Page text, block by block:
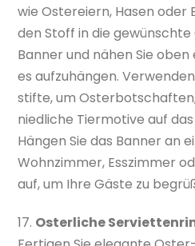
wie Ostereiern, Hasen oder
den Stoff in die
Banner und nähen Sie
es aufzuhängen.
stifte, um
niedliche Tiermotive auf
Hängen Sie das Banner an
Wohnzimmer, Esszimmer
auf, um Ihre Gäste zu
17. Osterliche